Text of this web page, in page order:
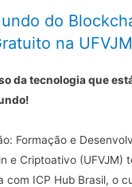
do
na UFVJM
da tecnologia que
Formação e
e Criptoativo (UFVJM)
com ICP Hub Brasil, o